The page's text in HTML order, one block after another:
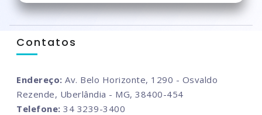
Contatos
Endereço: Av. Belo Horizonte, 1290 - Osvaldo
Rezende, Uberlândia - MG, 38400-454
Telefone: 34 3239-3400